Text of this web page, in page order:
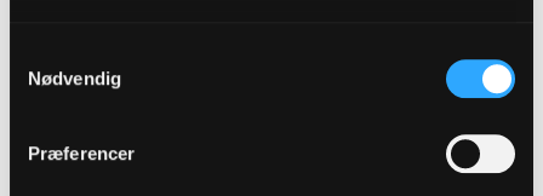
Nødvendig
Præferencer
Selvom den lokale sognepræst afviser at forestå